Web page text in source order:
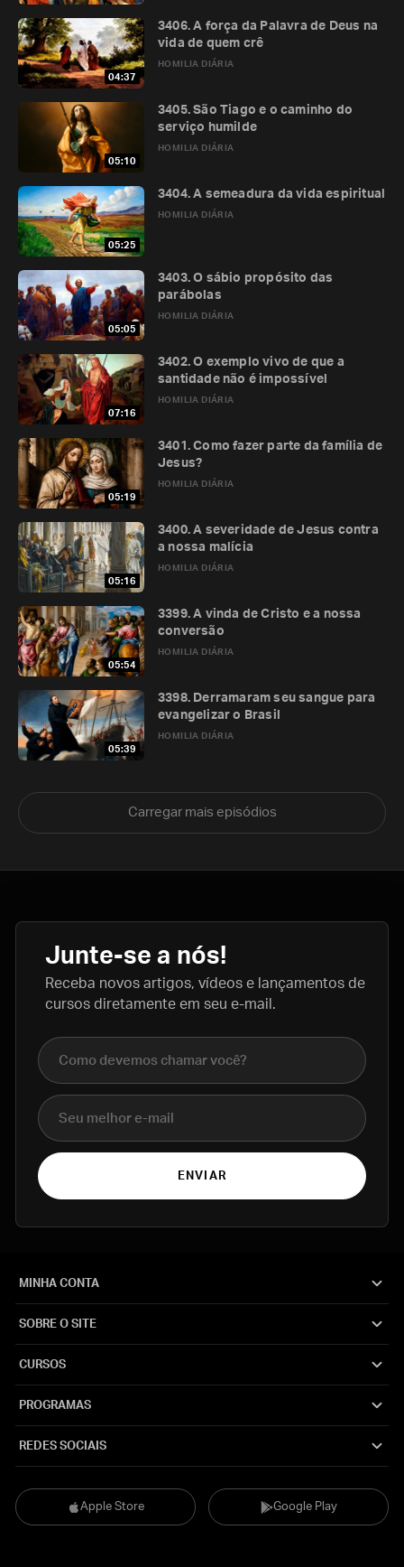
04:37
HOMILIA DIÁRIA
3406. A força da Palavra de Deus na
vida de quem crê
05:10
HOMILIA DIÁRIA
3405. São Tiago e o caminho do
serviço humilde
05:25
HOMILIA DIÁRIA
3404. A semeadura da vida espiritual
05:05
HOMILIA DIÁRIA
3403. O sábio propósito das
parábolas
07:16
HOMILIA DIÁRIA
3402. O exemplo vivo de que a
santidade não é impossível
05:19
HOMILIA DIÁRIA
3401. Como fazer parte da família de
Jesus?
05:16
HOMILIA DIÁRIA
3400. A severidade de Jesus contra
a nossa malícia
05:54
HOMILIA DIÁRIA
3399. A vinda de Cristo e a nossa
conversão
05:39
HOMILIA DIÁRIA
3398. Derramaram seu sangue para
evangelizar o Brasil
Carregar mais episódios
Junte-se a nós!
Receba novos artigos, vídeos e lançamentos de
cursos diretamente em seu e-mail.
Nome completo
E-mail
ENVIAR
Apple Store Google Play
MINHA CONTA
SOBRE O SITE
CURSOS
PROGRAMAS
REDES SOCIAIS